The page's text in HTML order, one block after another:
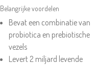
Belangrijke voordelen
Bevat een combinatie van
probiotica en prebiotische
vezels
Levert 2 miljard levende